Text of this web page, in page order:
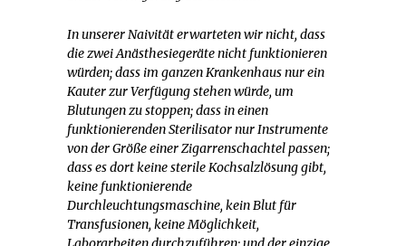
In unserer Naivität erwarteten wir nicht, dass
die zwei Anästhesiegeräte nicht funktionieren
würden; dass im ganzen Krankenhaus nur ein
Kauter zur Verfügung stehen würde, um
Blutungen zu stoppen; dass in einen
funktionierenden Sterilisator nur Instrumente
von der Größe einer Zigarrenschachtel passen;
dass es dort keine sterile Kochsalzlösung gibt,
keine funktionierende
Durchleuchtungsmaschine, kein Blut für
Transfusionen, keine Möglichkeit,